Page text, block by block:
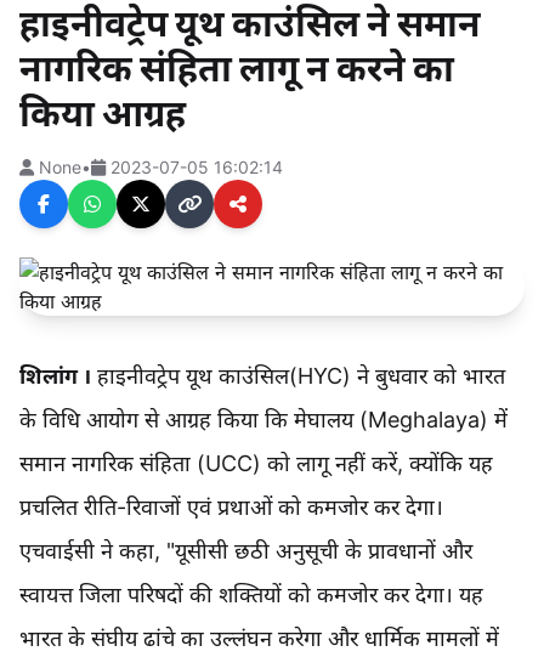
हाइनीवट्रेप यूथ काउंसिल ने समान
नागरिक संहिता लागू न करने का
किया आग्रह
None• 2023-07-05 16:02:14
शिलांग । हाइनीवट्रेप यूथ काउंसिल(HYC) ने बुधवार को भारत
के विधि आयोग से आग्रह किया कि मेघालय (Meghalaya) में
समान नागरिक संहिता (UCC) को लागू नहीं करें, क्योंकि यह
प्रचलित रीति-रिवाजों एवं प्रथाओं को कमजोर कर देगा।
एचवाईसी ने कहा, "यूसीसी छठी अनुसूची के प्रावधानों और
स्वायत्त जिला परिषदों की शक्तियों को कमजोर कर देगा। यह
भारत के संघीय ढांचे का उल्लंघन करेगा और धार्मिक मामलों में